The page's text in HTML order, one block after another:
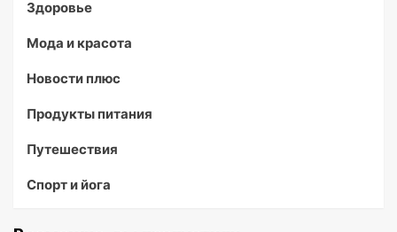
Здоровье
Мода и красота
Новости плюс
Продукты питания
Путешествия
Спорт и йога